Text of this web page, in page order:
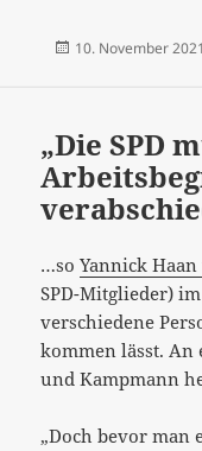
Veröffentlicht
10. November 2021
„Die SPD
…soYannick
SPD-Mitglieder) im
verschiedene
kommen lässt. An
und Kampmann
„Doch bevor man